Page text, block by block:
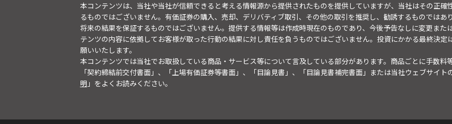
本コンテンツは、当社や当社が信頼できると考える情報源から提供されたものを提供していますが、当社はその正
るものではございません。有価証券の購入、売却、デリバティブ取引、その他の取引を推奨し、勧誘するものではあ
将来の結果を保証するものではございません。提供する情報等は作成時現在のものであり、今後予告なしに変更また
テンツの内容に依拠してお客様が取った行動の結果に対し責任を負うものではございません。投資にかかる最終決
願いいたします。
本コンテンツでは当社でお取扱している商品・サービス等について言及している部分があります。商品ごとに手数料
「契約締結前交付書面」、「上場有価証券等書面」、「目論見書」、「目論見書補完書面」または当社ウェブサイト
明 」をよくお読みください。